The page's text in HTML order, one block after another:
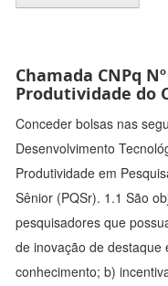
Chamada CNPq
Produtividade do
Conceder bolsas nas
Desenvolvimento
Produtividade em
Sênior (PQSr). 1.1 São
pesquisadores que
de inovação de destaque
conhecimento; b)